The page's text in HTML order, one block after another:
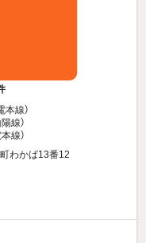
本線）
線）
線）
わかば13番12